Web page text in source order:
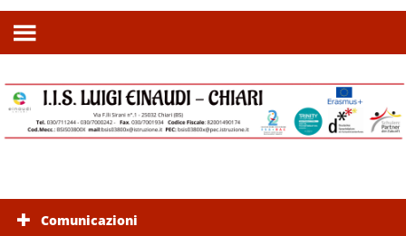
Comunicazioni